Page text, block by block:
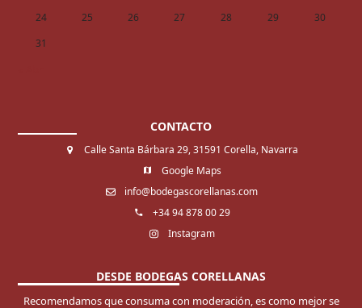
24
25 26 27 28 29
30
31
CONTACTO
Calle Santa Bárbara 29, 31591 Corella, Navarra
Google Maps
info@bodegascorellanas.com
+34 94 878 00 29
Instagram
DESDE BODEGAS CORELLANAS
Recomendamos que consuma con moderación, es como mejor se